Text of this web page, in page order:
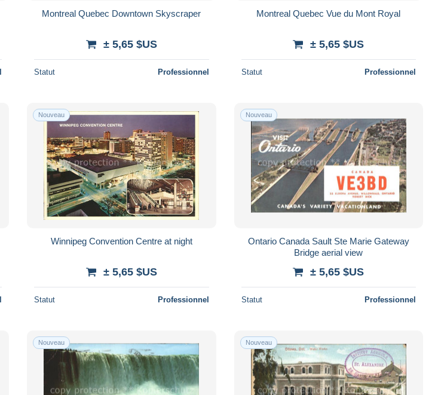
Montreal Quebec Downtown Skyscraper
± 5,65 $US
Statut Professionnel
Montreal Quebec Vue du Mont Royal
± 5,65 $US
Statut Professionnel
Nouveau
Winnipeg Convention Centre at night
± 5,65 $US
Statut Professionnel
Nouveau
Ontario Canada Sault Ste Marie Gateway
Bridge aerial view
± 5,65 $US
Statut Professionnel
Nouveau Nouveau